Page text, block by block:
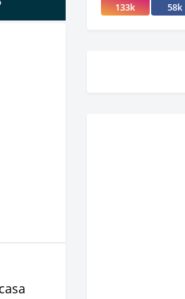
133k 58k